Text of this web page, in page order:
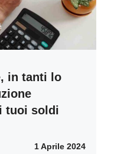
in tanti lo
tuoi soldi
1 Aprile 2024